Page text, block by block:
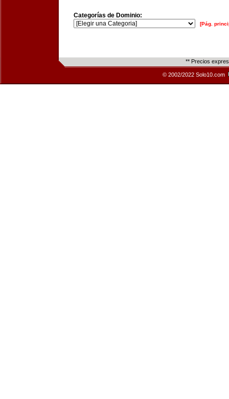
Categorías de Dominio:
[Pág.
** Precios
© 2002/2022 Solo10.com